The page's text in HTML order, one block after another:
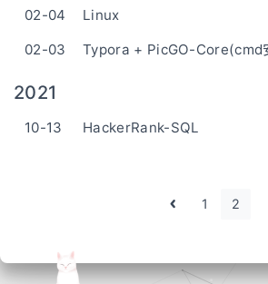
02-04
Linux
02-03
2021
10-13 HackerRank-SQL
1 2